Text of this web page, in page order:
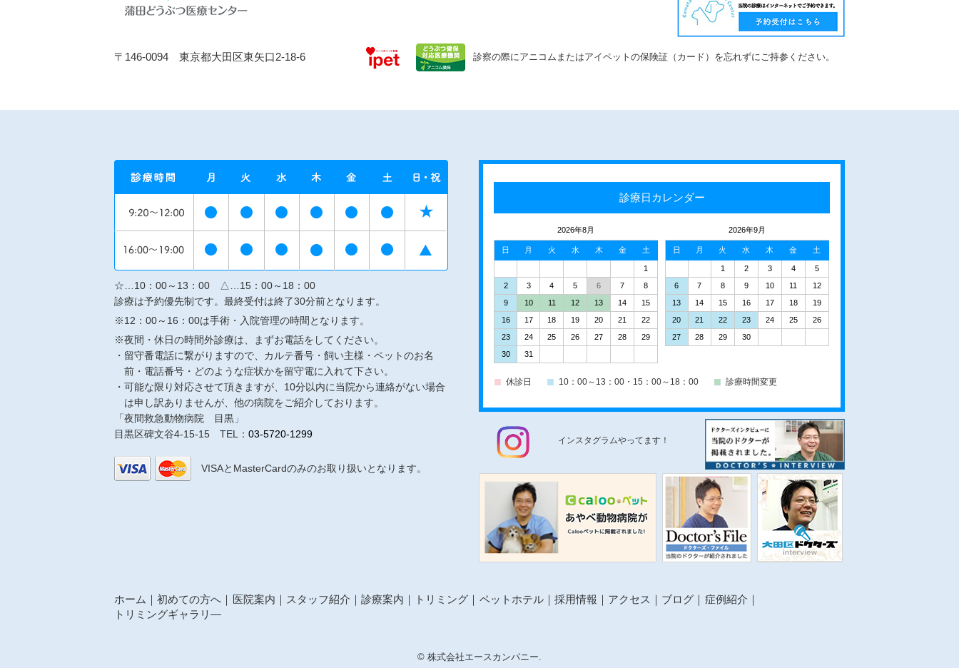
〒146-0094 東京都大田区東矢口2-18-6 診察の際にアニコムまたはアイペットの保険証（カード）を忘れずにご持参ください。
☆…10：00～13：00 △…15：00～18：00
診療は予約優先制です。最終受付は終了30分前となります。
※12：00～16：00は手術・入院管理の時間となります。
※夜間・休日の時間外診療は、まずお電話をしてください。
留守番電話に繋がりますので、カルテ番号・飼い主様・ペットのお名
前・電話番号・どのような症状かを留守電に入れて下さい。
可能な限り対応させて頂きますが、10分以内に当院から連絡がない場合
は申し訳ありませんが、他の病院をご紹介しております。
「夜間救急動物病院 目黒」
目黒区碑文谷4-15-15 TEL： 03-5720-1299
VISAとMasterCardのみのお取り扱いとなります。
診療日カレンダー
2026年8月
日 月 火 水 木 金 土
1
2
3 4 5 6 7
8
9
10 11 12 13 14
15
16
17 18 19 20 21
22
23
24 25 26 27 28
29
30
31
2026年9月
日 月 火 水 木 金 土
1 2 3 4
5
6
7 8 9 10 11
12
13
14 15 16 17 18
19
20
21 22 23 24 25
26
27
28 29 30
休診日 10：00～13：00・15：00～18：00 診療時間変更
インスタグラムやってます！
ホーム 初めての方へ 医院案内 スタッフ紹介 診療案内 トリミング ペットホテル 採用情報 アクセス ブログ
症例紹介
トリミングギャラリ―
© 株式会社エースカンパニー.